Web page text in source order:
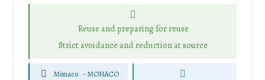
Reuse and preparing for reuse
Strict avoidance and reduction at source
Monaco -MONACO